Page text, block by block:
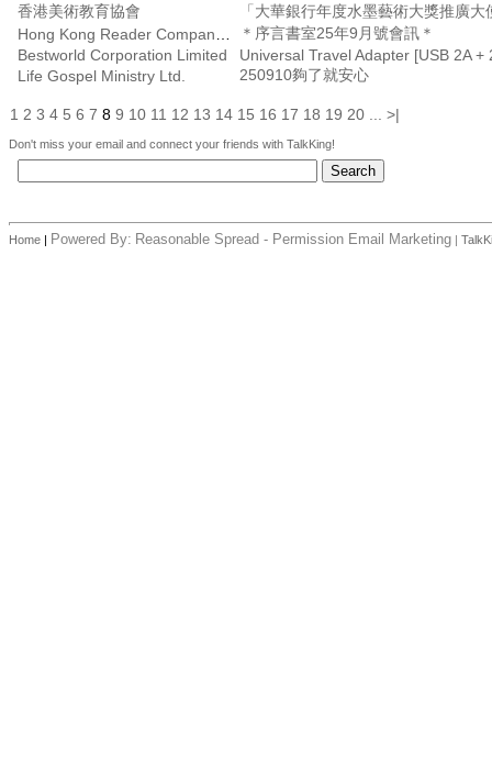
香港美術教育協會
「大華銀行年度水墨藝術大獎推廣
＊序言書室25年9月號會訊＊
Bestworld Corporation Limited
Universal Travel Adapter [USB 2A +
Life Gospel Ministry Ltd.
250910夠了就安心
1 2 3 4 5 6 7 8 9 10 11 12 13 14 15 16 17 18 19 20 >|
Don't miss your email and connect your friends with TalkKing!
Home | Powered By: Reasonable Spread - Permission Email Marketing |